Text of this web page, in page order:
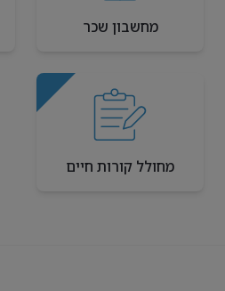
מחשבון שכר
מחולל קורות חיים